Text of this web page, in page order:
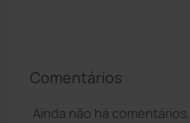
Comentários
Ainda não há